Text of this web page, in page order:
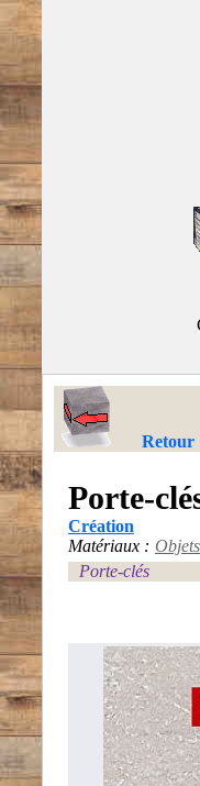
Retour
Porte-
Création
Matériaux :
Porte-clés